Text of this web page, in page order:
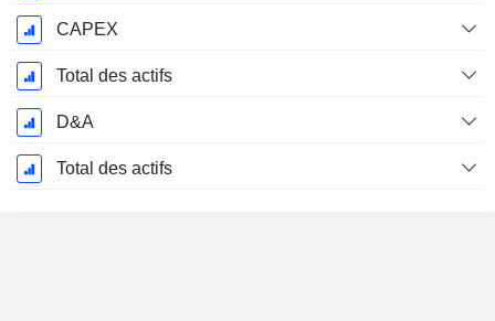
CAPEX
Total des actifs
D&A
Total des actifs